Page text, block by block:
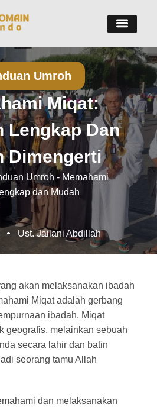
Umroh
Miqat:
Lengkap Dan
Dimengerti
Umroh - Memahami
dan Mudah
Ust. Jailani Abdillah
akan melaksanakan ibadah
Miqat adalah gerbang
ibadah. Miqat
geografis, melainkan sebuah
secara lahir dan batin
seorang tamu Allah
dan melaksanakan